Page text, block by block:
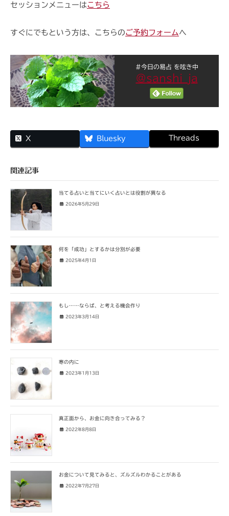
セッションメニューは こちら
すぐにでもという方は、こちらのご予約フォーム へ
#今日の易占 を呟き中
@sanshi_ja
X Bluesky Threads
関連記事
当てる占いと当てにいく占いとは役割が異なる
2026年5月29日
何を「成功」とするかは分別が必要
2025年4月1日
もし……ならば、と考える機会作り
2023年3月14日
寒の内に
2023年1月13日
真正面から、お金に向き合ってみる？
2022年8月8日
お金について見てみると、ズルズルわかることがある
2022年7月27日